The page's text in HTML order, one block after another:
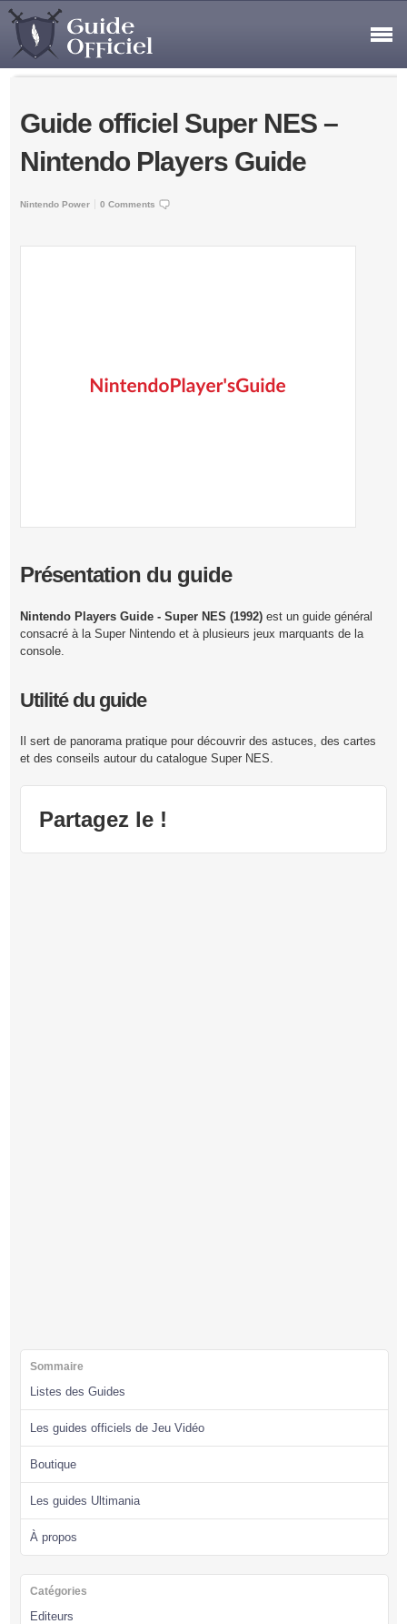
Guide officiel Super NES –
Nintendo Players Guide
Nintendo Power 0 Comments
Présentation du guide
Nintendo Players Guide - Super NES (1992)est un guide général
consacré à la Super Nintendo et à plusieurs jeux marquants de la
console.
Utilité du guide
Il sert de panorama pratique pour découvrir des astuces, des cartes
et des conseils autour du catalogue Super NES.
Partagez le !
Sommaire
Listes des Guides
Les guides officiels de Jeu Vidéo
Boutique
Les guides Ultimania
À propos
Catégories
Editeurs